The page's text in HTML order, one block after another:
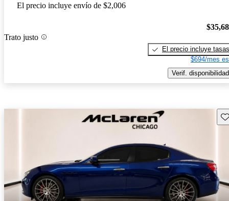
El precio incluye envío de $2,006
Trato justo
El precio incluye tasas
$694/mes
Verif. disponibilidad